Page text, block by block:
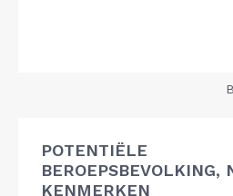
POTENTIËLE
BEROEPSBEVOLKING,
KENMERKEN